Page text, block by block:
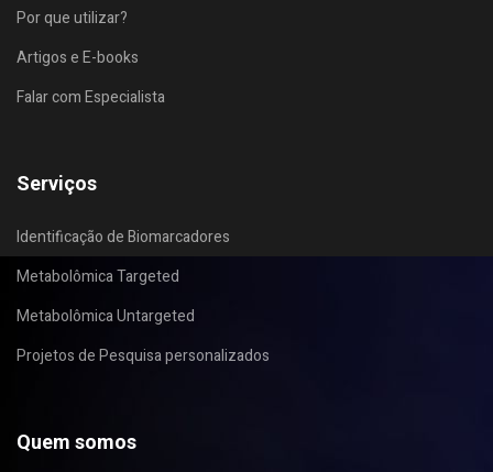
Por que utilizar?
Artigos e E-books
Falar com Especialista
Serviços
Identificação de Biomarcadores
Metabolômica Targeted
Metabolômica Untargeted
Projetos de Pesquisa personalizados
Quem somos